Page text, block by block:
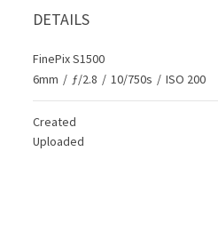
DETAILS
FinePix S1500
6mm / ƒ/2.8 / 10/750s / ISO 200
Created
Uploaded